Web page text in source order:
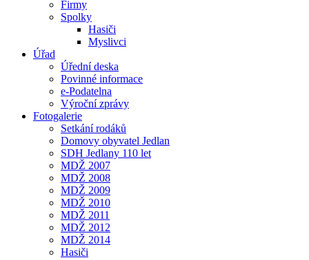
Firmy
Spolky
Hasiči
Myslivci
Úřad
Úřední deska
Povinné informace
e-Podatelna
Výroční zprávy
Fotogalerie
Setkání rodáků
Domovy obyvatel Jedlan
SDH Jedlany 110 let
MDŽ 2007
MDŽ 2008
MDŽ 2009
MDŽ 2010
MDŽ 2011
MDŽ 2012
MDŽ 2014
Hasiči